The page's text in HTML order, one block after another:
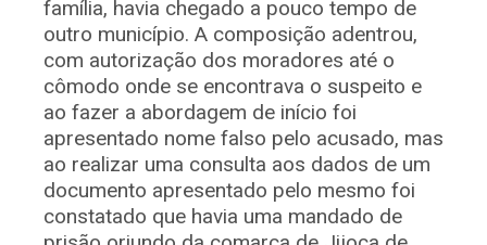
família, havia chegado a pouco tempo de
outro município. A composição adentrou,
com autorização dos moradores até o
cômodo onde se encontrava o suspeito e
ao fazer a abordagem de início foi
apresentado nome falso pelo acusado, mas
ao realizar uma consulta aos dados de um
documento apresentado pelo mesmo foi
constatado que havia uma mandado de